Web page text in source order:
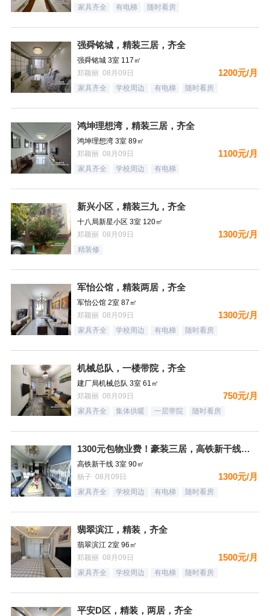
家具齐全 有电梯 随时看房
强舜铭城，精装三居，齐全
强舜铭城 3室 117㎡
郑颖丽 08月09日
1200元/月
家具齐全 学校周边 有电梯 随时看房
鸿坤理想湾，精装三居，齐全
鸿坤理想湾 3室 89㎡
郑颖丽 08月09日
1100元/月
家具齐全 学校周边 有电梯
新兴小区，精装三九，齐全
十八局新星小区 3室 120㎡
郑颖丽 08月09日
1300元/月
精装修
军怡公馆，精装两居，齐全
军怡公馆 2室 87㎡
郑颖丽 08月09日
1300元/月
家具齐全 学校周边 有电梯 随时看房
机械总队，一楼带院，齐全
建厂局机械总队 3室 61㎡
郑颖丽 08月09日
750元/月
家具齐全 集体供暖 一层带院 随时看房
1300元包物业费！豪装三居，高铁新干线，南向，采光好，家具
高铁新干线 3室 90㎡
杨子 08月09日
1300元/月
家具齐全 学校周边 有电梯 随时看房
翡翠滨江，精装，齐全
翡翠滨江 2室 96㎡
郑颖丽 08月09日
1500元/月
家具齐全 学校周边 有电梯 随时看房
平安D区，精装，两居，齐全